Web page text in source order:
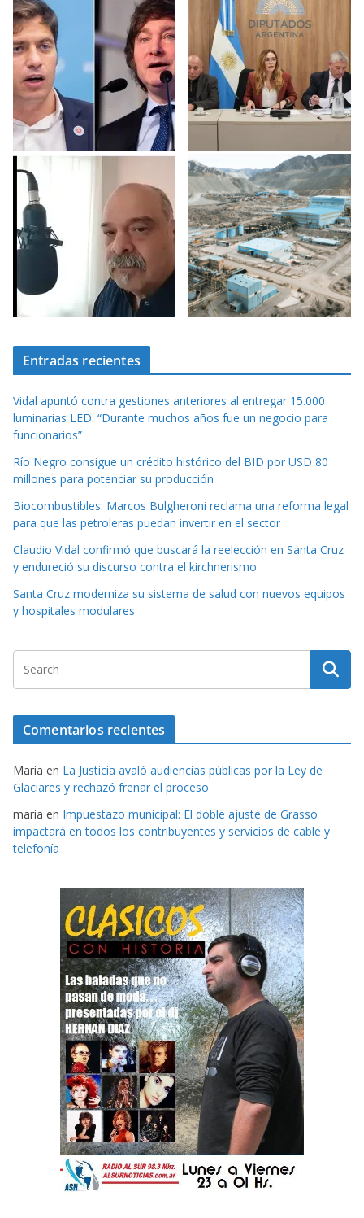
Entradas recientes
Vidal apuntó contra gestiones anteriores al entregar 15.000
luminarias LED: “Durante muchos años fue un negocio para
funcionarios”
Río Negro consigue un crédito histórico del BID por USD 80
millones para potenciar su producción
Biocombustibles: Marcos Bulgheroni reclama una reforma legal
para que las petroleras puedan invertir en el sector
Claudio Vidal confirmó que buscará la reelección en Santa Cruz
y endureció su discurso contra el kirchnerismo
Santa Cruz moderniza su sistema de salud con nuevos equipos
y hospitales modulares
Comentarios recientes
Maria en La Justicia avaló audiencias públicas por la Ley de
Glaciares y rechazó frenar el proceso
maria en Impuestazo municipal: El doble ajuste de Grasso
impactará en todos los contribuyentes y servicios de cable y
telefonía